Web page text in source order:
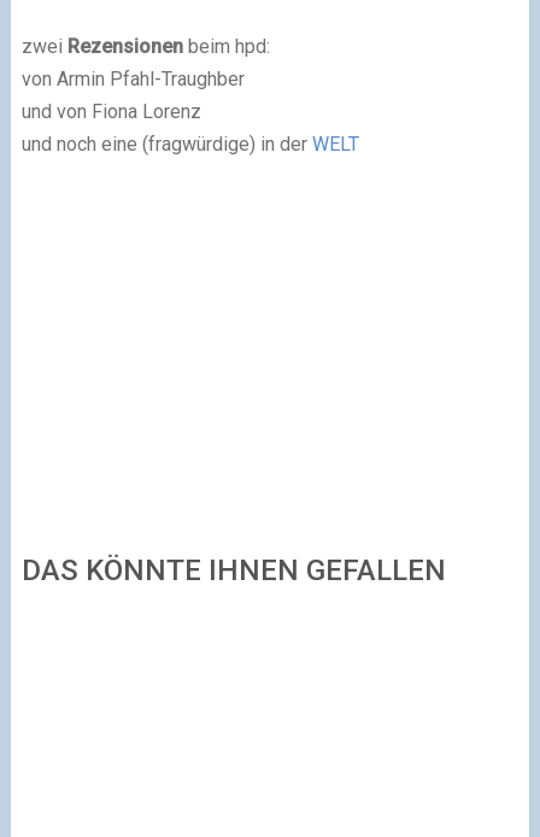
zwei Rezensionenbeim hpd:
von Armin Pfahl-Traughber
und von Fiona Lorenz
und noch eine (fragwürdige) in der WELT
DAS KÖNNTE IHNEN GEFALLEN